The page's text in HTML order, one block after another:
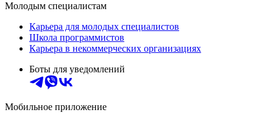
Молодым специалистам
Карьера для молодых специалистов
Школа программистов
Карьера в некоммерческих организациях
Боты для уведомлений
Мобильное приложение